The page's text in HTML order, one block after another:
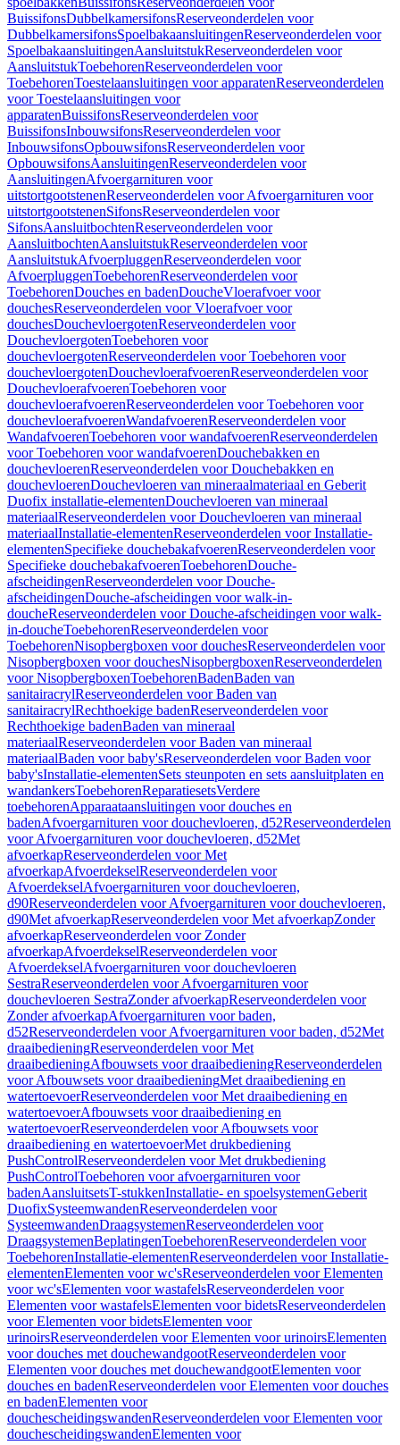
BuissifonsDubbelkamersifonsReserveonderdelen voor
DubbelkamersifonsSpoelbakaansluitingenReserveonderdelen voor
SpoelbakaansluitingenAansluitstukReserveonderdelen voor
AansluitstukToebehorenReserveonderdelen voor
ToebehorenToestelaansluitingen voor apparatenReserveonderdelen
voor Toestelaansluitingen voor
apparatenBuissifonsReserveonderdelen voor
BuissifonsInbouwsifonsReserveonderdelen voor
InbouwsifonsOpbouwsifonsReserveonderdelen voor
OpbouwsifonsAansluitingenReserveonderdelen voor
AansluitingenAfvoergarnituren voor
uitstortgootstenenReserveonderdelen voor Afvoergarnituren voor
uitstortgootstenenSifonsReserveonderdelen voor
SifonsAansluitbochtenReserveonderdelen voor
AansluitbochtenAansluitstukReserveonderdelen voor
AansluitstukAfvoerpluggenReserveonderdelen voor
AfvoerpluggenToebehorenReserveonderdelen voor
ToebehorenDouches en badenDoucheVloerafvoer voor
douchesReserveonderdelen voor Vloerafvoer voor
douchesDouchevloergotenReserveonderdelen voor
DouchevloergotenToebehoren voor
douchevloergotenReserveonderdelen voor Toebehoren voor
douchevloergotenDouchevloerafvoerenReserveonderdelen voor
DouchevloerafvoerenToebehoren voor
douchevloerafvoerenReserveonderdelen voor Toebehoren voor
douchevloerafvoerenWandafvoerenReserveonderdelen voor
WandafvoerenToebehoren voor wandafvoerenReserveonderdelen
voor Toebehoren voor wandafvoerenDouchebakken en
douchevloerenReserveonderdelen voor Douchebakken en
douchevloerenDouchevloeren van mineraalmateriaal en Geberit
Duofix installatie-elementenDouchevloeren van mineraal
materiaalReserveonderdelen voor Douchevloeren van mineraal
materiaalInstallatie-elementenReserveonderdelen voor Installatie-
elementenSpecifieke douchebakafvoerenReserveonderdelen voor
Specifieke douchebakafvoerenToebehorenDouche-
afscheidingenReserveonderdelen voor Douche-
afscheidingenDouche-afscheidingen voor walk-in-
doucheReserveonderdelen voor Douche-afscheidingen voor walk-
in-doucheToebehorenReserveonderdelen voor
ToebehorenNisopbergboxen voor douchesReserveonderdelen voor
Nisopbergboxen voor douchesNisopbergboxenReserveonderdelen
voor NisopbergboxenToebehorenBadenBaden van
sanitairacrylReserveonderdelen voor Baden van
sanitairacrylRechthoekige badenReserveonderdelen voor
Rechthoekige badenBaden van mineraal
materiaalReserveonderdelen voor Baden van mineraal
materiaalBaden voor baby'sReserveonderdelen voor Baden voor
baby'sInstallatie-elementenSets steunpoten en sets aansluitplaten en
wandankersToebehorenReparatiesetsVerdere
toebehorenApparaataansluitingen voor douches en
badenAfvoergarnituren voor douchevloeren, d52Reserveonderdelen
voor Afvoergarnituren voor douchevloeren, d52Met
afvoerkapReserveonderdelen voor Met
afvoerkapAfvoerdekselReserveonderdelen voor
AfvoerdekselAfvoergarnituren voor douchevloeren,
d90Reserveonderdelen voor Afvoergarnituren voor douchevloeren,
d90Met afvoerkapReserveonderdelen voor Met afvoerkapZonder
afvoerkapReserveonderdelen voor Zonder
afvoerkapAfvoerdekselReserveonderdelen voor
AfvoerdekselAfvoergarnituren voor douchevloeren
SestraReserveonderdelen voor Afvoergarnituren voor
douchevloeren SestraZonder afvoerkapReserveonderdelen voor
Zonder afvoerkapAfvoergarnituren voor baden,
d52Reserveonderdelen voor Afvoergarnituren voor baden, d52Met
draaibedieningReserveonderdelen voor Met
draaibedieningAfbouwsets voor draaibedieningReserveonderdelen
voor Afbouwsets voor draaibedieningMet draaibediening en
watertoevoerReserveonderdelen voor Met draaibediening en
watertoevoerAfbouwsets voor draaibediening en
watertoevoerReserveonderdelen voor Afbouwsets voor
draaibediening en watertoevoerMet drukbediening
PushControlReserveonderdelen voor Met drukbediening
PushControlToebehoren voor afvoergarnituren voor
badenAansluitsetsT-stukkenInstallatie- en spoelsystemenGeberit
DuofixSysteemwandenReserveonderdelen voor
SysteemwandenDraagsystemenReserveonderdelen voor
DraagsystemenBeplatingenToebehorenReserveonderdelen voor
ToebehorenInstallatie-elementenReserveonderdelen voor Installatie-
elementenElementen voor wc'sReserveonderdelen voor Elementen
voor wc'sElementen voor wastafelsReserveonderdelen voor
Elementen voor wastafelsElementen voor bidetsReserveonderdelen
voor Elementen voor bidetsElementen voor
urinoirsReserveonderdelen voor Elementen voor urinoirsElementen
voor douches met douchewandgootReserveonderdelen voor
Elementen voor douches met douchewandgootElementen voor
douches en badenReserveonderdelen voor Elementen voor douches
en badenElementen voor
douchescheidingswandenReserveonderdelen voor Elementen voor
douchescheidingswandenElementen voor